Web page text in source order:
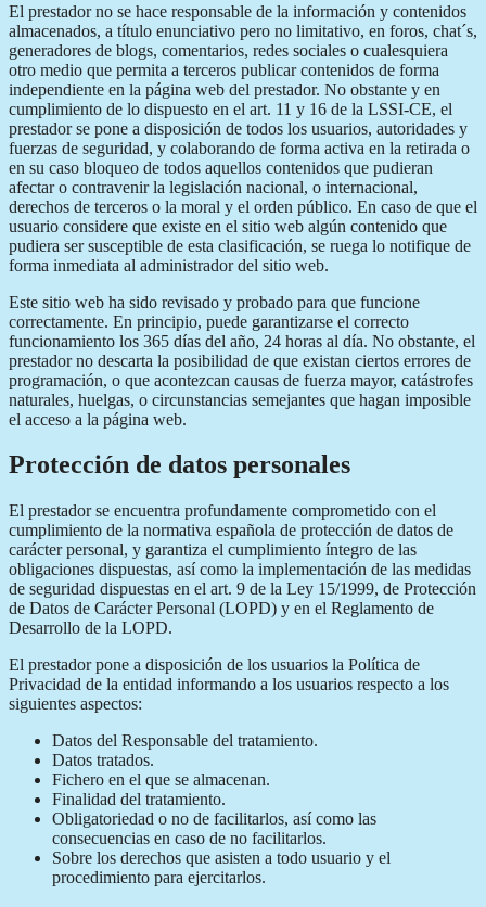
El prestador no se hace responsable de la información y contenidos
almacenados, a título enunciativo pero no limitativo, en foros, chat´s,
generadores de blogs, comentarios, redes sociales o cualesquiera
otro medio que permita a terceros publicar contenidos de forma
independiente en la página web del prestador. No obstante y en
cumplimiento de lo dispuesto en el art. 11 y 16 de la LSSI-CE, el
prestador se pone a disposición de todos los usuarios, autoridades y
fuerzas de seguridad, y colaborando de forma activa en la retirada o
en su caso bloqueo de todos aquellos contenidos que pudieran
afectar o contravenir la legislación nacional, o internacional,
derechos de terceros o la moral y el orden público. En caso de que el
usuario considere que existe en el sitio web algún contenido que
pudiera ser susceptible de esta clasificación, se ruega lo notifique de
forma inmediata al administrador del sitio web.
Este sitio web ha sido revisado y probado para que funcione
correctamente. En principio, puede garantizarse el correcto
funcionamiento los 365 días del año, 24 horas al día. No obstante, el
prestador no descarta la posibilidad de que existan ciertos errores de
programación, o que acontezcan causas de fuerza mayor, catástrofes
naturales, huelgas, o circunstancias semejantes que hagan imposible
el acceso a la página web.
Protección de datos personales
El prestador se encuentra profundamente comprometido con el
cumplimiento de la normativa española de protección de datos de
carácter personal, y garantiza el cumplimiento íntegro de las
obligaciones dispuestas, así como la implementación de las medidas
de seguridad dispuestas en el art. 9 de la Ley 15/1999, de Protección
de Datos de Carácter Personal (LOPD) y en el Reglamento de
Desarrollo de la LOPD.
El prestador pone a disposición de los usuarios la Política de
Privacidad de la entidad informando a los usuarios respecto a los
siguientes aspectos:
Datos del Responsable del tratamiento.
Datos tratados.
Fichero en el que se almacenan.
Finalidad del tratamiento.
Obligatoriedad o no de facilitarlos, así como las
consecuencias en caso de no facilitarlos.
Sobre los derechos que asisten a todo usuario y el
procedimiento para ejercitarlos.